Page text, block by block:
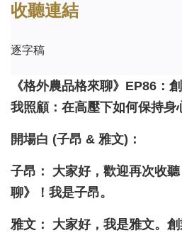
收聽連結
逐字稿
《格外農品格來聊》EP86：
我照顧：在高壓下如何保持身
開場白 (子昂 & 雅文)：
子昂： 大家好，歡迎再次收
聊》！我是子昂。
雅文： 大家好，我是雅文。